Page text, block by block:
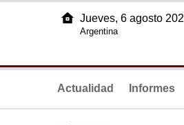
Jueves, 6 agosto
Argentina
Actualidad Informes